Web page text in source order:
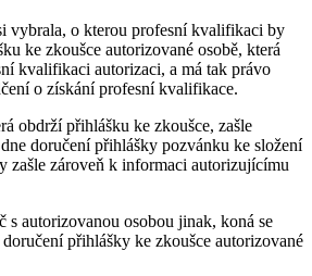
vybrala, o kterou profesní kvalifikaci by
ke zkoušce autorizované osobě, která
kvalifikaci autorizaci, a má tak právo
o získání profesní kvalifikace.
obdrží přihlášku ke zkoušce, zašle
doručení přihlášky pozvánku ke složení
zašle zároveň k informaci autorizujícímu
s autorizovanou osobou jinak, koná se
přihlášky ke zkoušce autorizované